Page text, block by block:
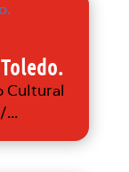
Cultural
...